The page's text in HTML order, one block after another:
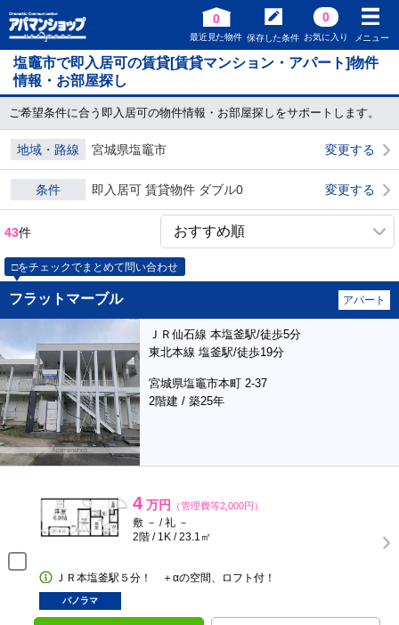
0
最近見た物件 保存した条件
0
お気に入り メニュー
塩竈市で即入居可の賃貸[賃貸マンション・アパート]物件
情報・お部屋探し
ご希望条件に合う即入居可の物件情報・お部屋探しをサポートします。
地域・路線 宮城県塩竈市 変更する
条件 即入居可 賃貸物件 ダブル0 変更する
43件
□をチェックでまとめて問い合わせ
フラットマーブル アパート
ＪＲ仙石線 本塩釜駅/徒歩5分
東北本線 塩釜駅/徒歩19分
宮城県塩竈市本町 2-37
2階建 / 築25年
4 万円 （管理費等2,000円）
敷 － / 礼 －
2階 / 1K / 23.1㎡
ＪＲ本塩釜駅５分！ ＋αの空間、ロフト付！
パノラマ